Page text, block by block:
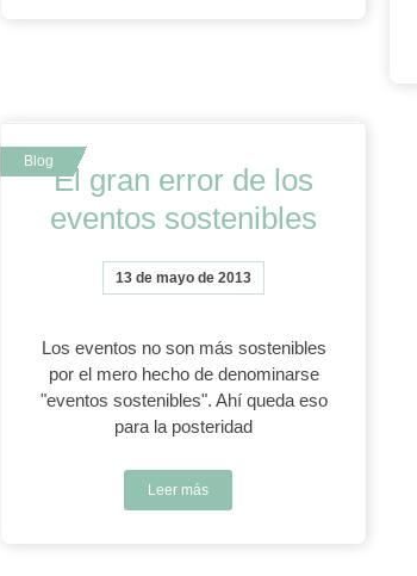
El gran error de los
eventos sostenibles
13 de mayo de 2013
Los eventos no son más sostenibles
por el mero hecho de denominarse
"eventos sostenibles". Ahí queda eso
para la posteridad
Leer más